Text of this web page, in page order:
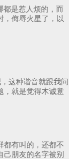
都是惹人烦的，而
，侮辱火星了，以
这种谐音就跟我问
，就是觉得木诚意
都有叫的，还都不
己朋友的名字被别